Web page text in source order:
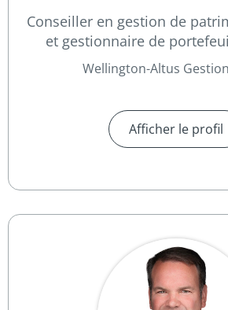
Conseiller en gestion de
et gestionnaire de
Wellington-Altus
Afficher le profil